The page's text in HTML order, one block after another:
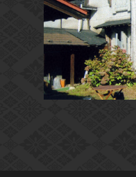
作品一覧
カテゴリで見る
世界遺産と無形文化遺産
全国の美術館・博物館